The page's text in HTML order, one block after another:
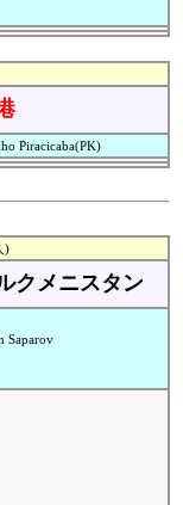
Piracicaba(PK)
)
クメニスタン
Saparov